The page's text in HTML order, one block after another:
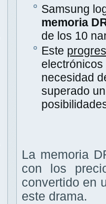
Samsung
memoria
de los 10
Este
necesidad
superado
La memoria
con los
convertido en
este drama.